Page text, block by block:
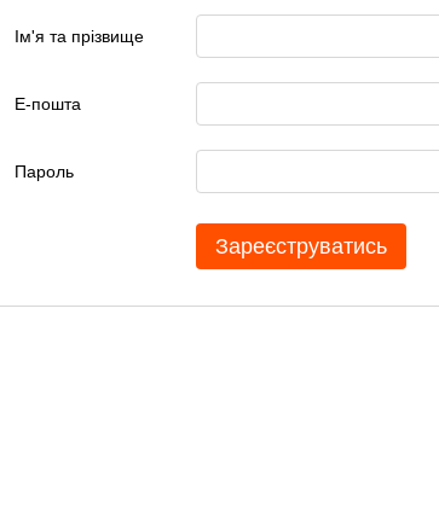
Ім'я та прізвище
Е-пошта
Пароль
Зареєструватись